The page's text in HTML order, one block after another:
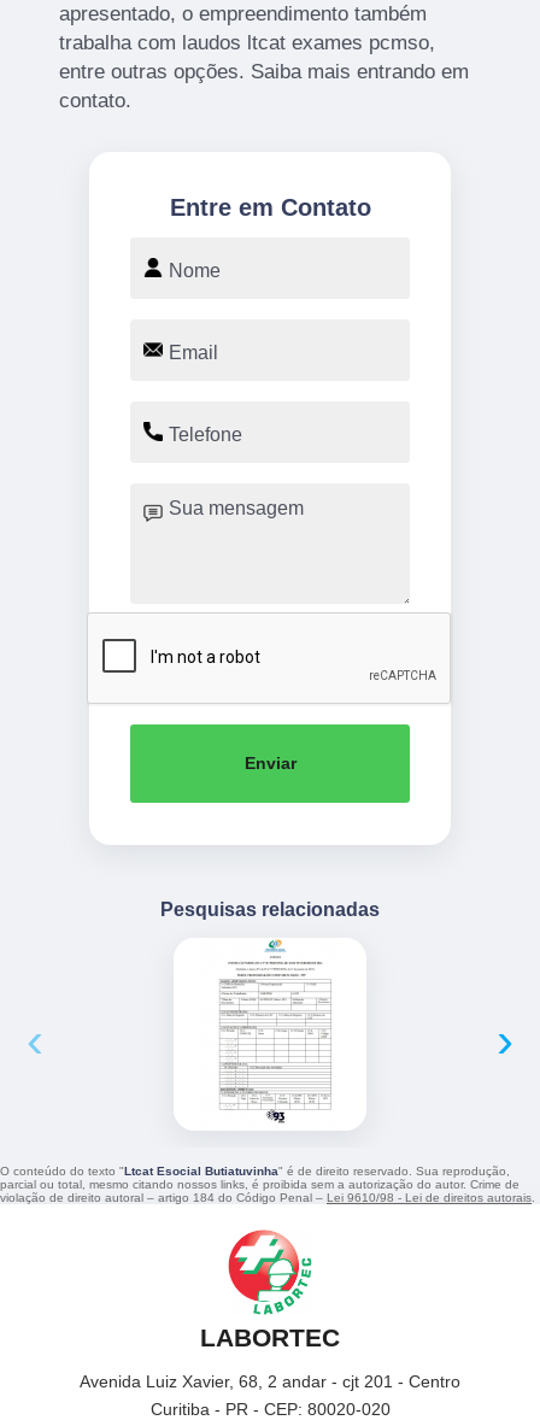
apresentado, o empreendimento também
trabalha com laudos ltcat exames pcmso,
entre outras opções. Saiba mais entrando em
contato.
Entre em Contato
Enviar
Pesquisas relacionadas
‹ ›
O conteúdo do texto " Ltcat Esocial Butiatuvinha" é de direito reservado. Sua reprodução,
parcial ou total, mesmo citando nossos links, é proibida sem a autorização do autor. Crime de
violação de direito autoral – artigo 184 do Código Penal – Lei 9610/98 - Lei de direitos autorais.
LABORTEC
Avenida Luiz Xavier, 68, 2 andar - cjt 201 - Centro
Curitiba - PR - CEP: 80020-020